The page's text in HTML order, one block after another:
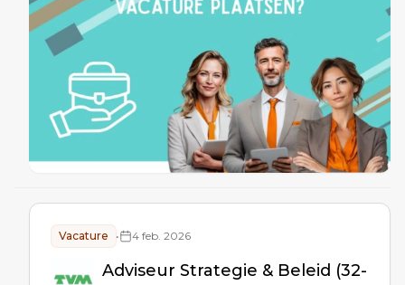
Vacature • 4 feb. 2026
Adviseur Strategie & Beleid (32-